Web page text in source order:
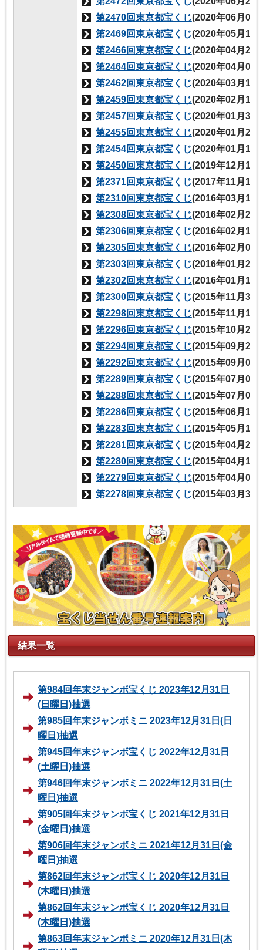
第2470回東京都宝くじ(2020年06月05
第2469回東京都宝くじ(2020年05月15
第2466回東京都宝くじ(2020年04月24
第2464回東京都宝くじ(2020年04月03
第2462回東京都宝くじ(2020年03月13
第2459回東京都宝くじ(2020年02月14
第2457回東京都宝くじ(2020年01月31
第2455回東京都宝くじ(2020年01月24
第2454回東京都宝くじ(2020年01月17
第2450回東京都宝くじ(2019年12月13
第2371回東京都宝くじ(2017年11月16
第2310回東京都宝くじ(2016年03月10
第2308回東京都宝くじ(2016年02月25
第2306回東京都宝くじ(2016年02月18
第2305回東京都宝くじ(2016年02月04
第2303回東京都宝くじ(2016年01月28
第2302回東京都宝くじ(2016年01月14
第2300回東京都宝くじ(2015年11月30
第2298回東京都宝くじ(2015年11月12
第2296回東京都宝くじ(2015年10月29
第2294回東京都宝くじ(2015年09月29
第2292回東京都宝くじ(2015年09月03
第2289回東京都宝くじ(2015年07月09
第2288回東京都宝くじ(2015年07月02
第2286回東京都宝くじ(2015年06月18
第2283回東京都宝くじ(2015年05月14
第2281回東京都宝くじ(2015年04月23
第2280回東京都宝くじ(2015年04月16
第2279回東京都宝くじ(2015年04月02
第2278回東京都宝くじ(2015年03月31
結果一覧
第984回年末ジャンボ宝くじ 2023年12月31日
(日曜日)抽選
第985回年末ジャンボミニ 2023年12月31日(日
曜日)抽選
第945回年末ジャンボ宝くじ 2022年12月31日
(土曜日)抽選
第946回年末ジャンボミニ 2022年12月31日(土
曜日)抽選
第905回年末ジャンボ宝くじ 2021年12月31日
(金曜日)抽選
第906回年末ジャンボミニ 2021年12月31日(金
曜日)抽選
第862回年末ジャンボ宝くじ 2020年12月31日
(木曜日)抽選
第862回年末ジャンボ宝くじ 2020年12月31日
(木曜日)抽選
第863回年末ジャンボミニ 2020年12月31日(木